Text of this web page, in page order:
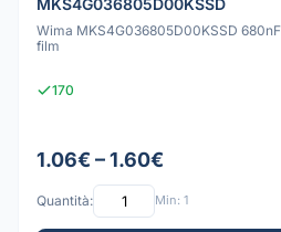
Wima MKS4G036805D00KSSD
film
170
1.06€ – 1.60€
Quantità: Min: 1